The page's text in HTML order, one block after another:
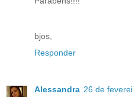
bjos,
Responder
Alessandra 26 de